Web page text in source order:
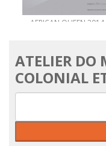
AFRICAN QUEEN 2014
ATELIER DO
COLONIAL